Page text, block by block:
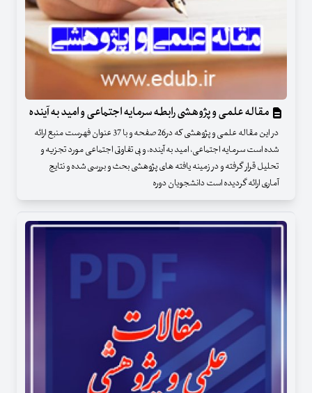
مقاله علمی و پژوهشی رابطه سرمایه اجتماعی و امید به آینده
در این مقاله علمی و پژوهشی که در26 صفحه و با 37 عنوان فهرست منبع ارائه
شده است سرمایه اجتماعی، امید به آینده، و بی تفاوتی اجتماعی مورد تجزیه و
تحلیل قرار گرفته و در زمینه یافته های پژوهشی بحث و بررسی شده و نتایج
آماری ارائه گردیده است دانشجویان دوره